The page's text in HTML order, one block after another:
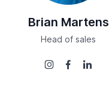
Brian Martens
Head of sales